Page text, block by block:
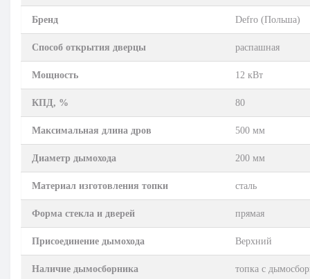
Бренд Defro (Польша)
Способ открытия дверцы распашная
Мощность 12 кВт
КПД, % 80
Максимальная длина дров 500 мм
Диаметр дымохода 200 мм
Материал изготовления топки сталь
Форма стекла и дверей прямая
Присоединение дымохода Верхний
Наличие дымосборника топка с